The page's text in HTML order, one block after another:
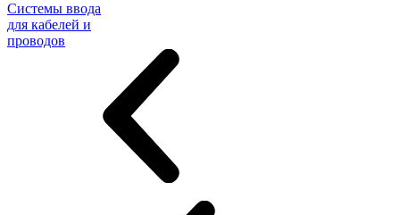
Системы ввода
для кабелей и
проводов